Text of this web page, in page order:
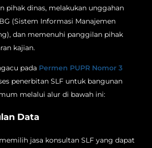
pihak dinas, melakukan unggahan
(Sistem Informasi Manajemen
dan memenuhi panggilan pihak
kajian.
pada Permen PUPR Nomor 3
penerbitan SLF untuk bangunan
melalui alur di bawah ini:
Data
jasa konsultan SLF yang dapat